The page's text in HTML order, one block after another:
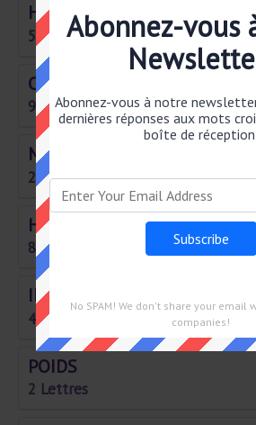
HAUSSES LE TON
5 Lettres
COULEUR DE PIERRE
9 Lettres
MARINE
2 Lettres
HABITUÉ À VOUS OFFRIR UN
8 Lettres
IL EST RÉSERVÉ À SES
4 Lettres
POIDS
2 Lettres
Abonnez-vous
Abonnez-vous à notre
dernières réponses aux mots
boîte de
No SPAM! We don't share your email
companies!